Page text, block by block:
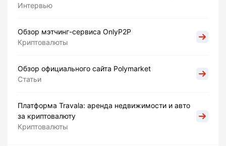
Интервью
Обзор мэтчинг-сервиса OnlyP2P
Криптовалюты
Обзор официального сайта Polymarket
Статьи
Платформа Travala: аренда недвижимости и авто
за криптовалюту
Криптовалюты